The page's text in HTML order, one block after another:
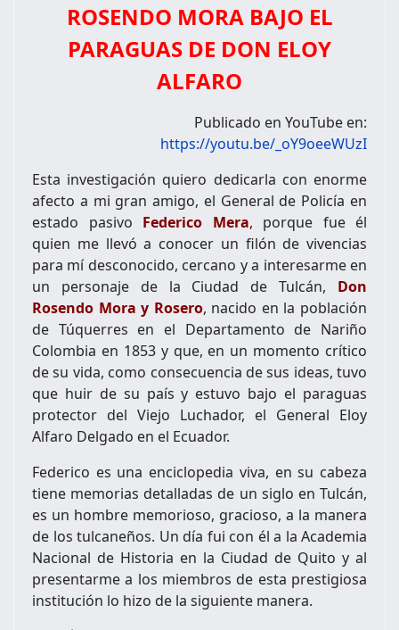
ROSENDO MORA BAJO EL
PARAGUAS DE DON ELOY
ALFARO
Publicado en YouTube en:
https://youtu.be/_oY9oeeWUzI
Esta investigación quiero dedicarla con enorme
afecto a mi gran amigo, el General de Policía en
estado pasivo Federico Mera, porque fue él
quien me llevó a conocer un filón de vivencias
para mí desconocido, cercano y a interesarme en
un personaje de la Ciudad de Tulcán, Don
Rosendo Mora y Rosero, nacido en la población
de Túquerres en el Departamento de Nariño
Colombia en 1853 y que, en un momento crítico
de su vida, como consecuencia de sus ideas, tuvo
que huir de su país y estuvo bajo el paraguas
protector del Viejo Luchador, el General Eloy
Alfaro Delgado en el Ecuador.
Federico es una enciclopedia viva, en su cabeza
tiene memorias detalladas de un siglo en Tulcán,
es un hombre memorioso, gracioso, a la manera
de los tulcaneños. Un día fui con él a la Academia
Nacional de Historia en la Ciudad de Quito y al
presentarme a los miembros de esta prestigiosa
institución lo hizo de la siguiente manera.